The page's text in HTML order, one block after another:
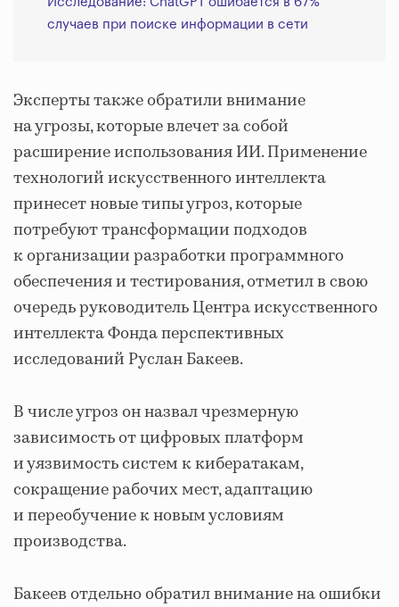
случаев при поиске информации в сети
Эксперты также обратили внимание
на угрозы, которые влечет за собой
расширение использования ИИ. Применение
технологий искусственного интеллекта
принесет новые типы угроз, которые
потребуют трансформации подходов
к организации разработки программного
обеспечения и тестирования, отметил в свою
очередь руководитель Центра искусственного
интеллекта Фонда перспективных
исследований Руслан Бакеев.
В числе угроз он назвал чрезмерную
зависимость от цифровых платформ
и уязвимость систем к кибератакам,
сокращение рабочих мест, адаптацию
и переобучение к новым условиям
производства.
Бакеев отдельно обратил внимание на ошибки